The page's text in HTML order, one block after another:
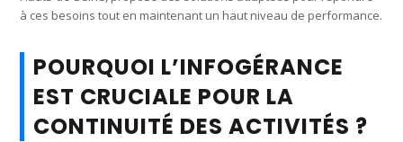
à ces besoins tout en maintenant un haut niveau de performance.
POURQUOI L’INFOGÉRANCE
EST CRUCIALE POUR LA
CONTINUITÉ DES ACTIVITÉS ?